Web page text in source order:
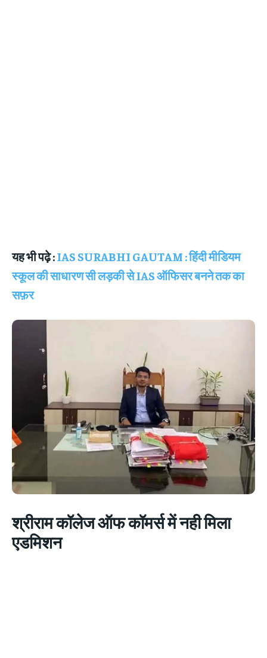
यह भी पढ़े :IAS SURABHI GAUTAM : हिंदी मीडियम
स्कूल की साधारण सी लड़की से IAS ऑफिसर बनने तक का
सफ़र
श्रीराम कॉलेज ऑफ कॉमर्स में नही मिला
एडमिशन